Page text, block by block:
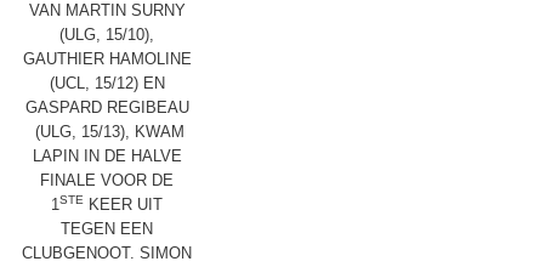
VAN MARTIN SURNY
(ULG, 15/10),
GAUTHIER HAMOLINE
(UCL, 15/12) EN
GASPARD REGIBEAU
(ULG, 15/13), KWAM
LAPIN IN DE HALVE
FINALE VOOR DE
1STE
KEER UIT
TEGEN EEN
CLUBGENOOT. SIMON